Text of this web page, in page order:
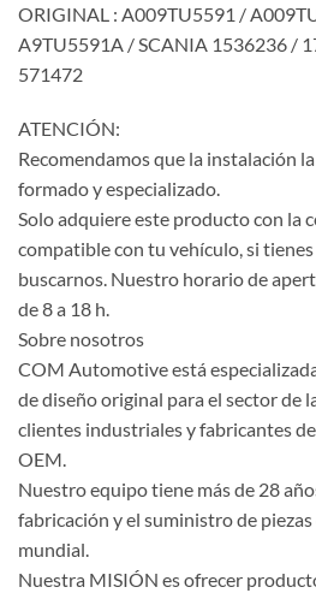
ORIGINAL : A009TU5591 /
A9TU5591A / SCANIA 1536236 /
571472
ATENCIÓN:
Recomendamos que la instalación
formado y especializado.
Solo adquiere este producto con la
compatible con tu vehículo, si
buscarnos. Nuestro horario de
de 8 a 18 h.
Sobre nosotros
COM Automotive está
de diseño original para el sector de
clientes industriales y fabricantes
OEM.
Nuestro equipo tiene más de 28
fabricación y el suministro de
mundial.
Nuestra MISIÓN es ofrecer